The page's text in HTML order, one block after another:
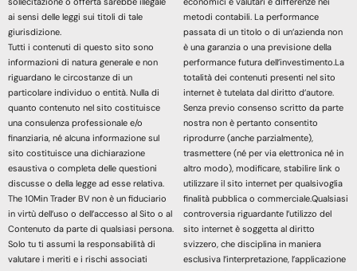
ai sensi delle leggi sui titoli di tale
giurisdizione.
Tutti i contenuti di questo sito sono
informazioni di natura generale e non
riguardano le circostanze di un
particolare individuo o entità. Nulla di
quanto contenuto nel sito costituisce
una consulenza professionale e/o
finanziaria, né alcuna informazione sul
sito costituisce una dichiarazione
esaustiva o completa delle questioni
discusse o della legge ad esse relativa.
The 10Min Trader BV non è un fiduciario
in virtù dell’uso o dell’accesso al Sito o al
Contenuto da parte di qualsiasi persona.
Solo tu ti assumi la responsabilità di
valutare i meriti e i rischi associati
metodi contabili. La performance
passata di un titolo o di un’azienda non
è una garanzia o una previsione della
performance futura dell’investimento.La
totalità dei contenuti presenti nel sito
internet è tutelata dal diritto d’autore.
Senza previo consenso scritto da parte
nostra non è pertanto consentito
riprodurre (anche parzialmente),
trasmettere (né per via elettronica né in
altro modo), modificare, stabilire link o
utilizzare il sito internet per qualsivoglia
finalità pubblica o commerciale.Qualsiasi
controversia riguardante l’utilizzo del
sito internet è soggetta al diritto
svizzero, che disciplina in maniera
esclusiva l’interpretazione, l’applicazione